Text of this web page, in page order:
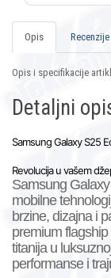
Opis Recenzije
Opis i specifikacije
Detaljni
Samsung Galaxy S25
Revolucija u vašem
Samsung
mobilne
brzine, dizajna i
premium
titanijau
performanse i